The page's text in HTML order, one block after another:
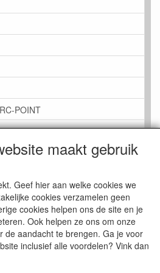
POINT
maakt gebruik
Geef hier aan welke cookies we
cookies verzamelen geen
cookies helpen ons de site en je
Ook helpen ze ons om onze
de aandacht te brengen. Ga je voor
inclusief alle voordelen? Vink dan